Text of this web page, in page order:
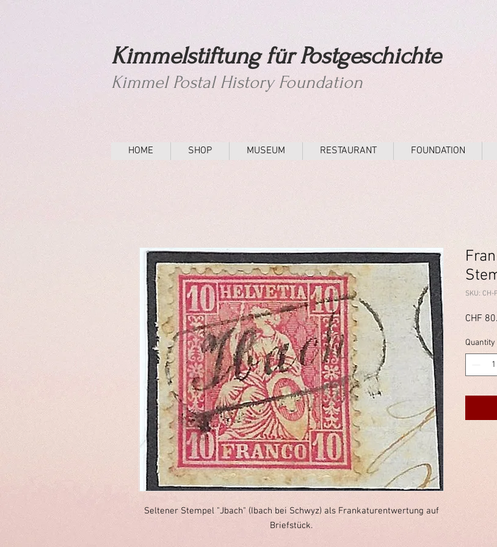
Kimmelstiftung für Postgeschichte
Kimmel Postal History Foundation
HOME SHOP MUSEUM RESTAURANT FOUNDATION
Seltener Stempel "Jbach" (Ibach bei Schwyz) als Frankaturentwertung auf
Briefstück.
SKU: CH-
CHF
Quantity